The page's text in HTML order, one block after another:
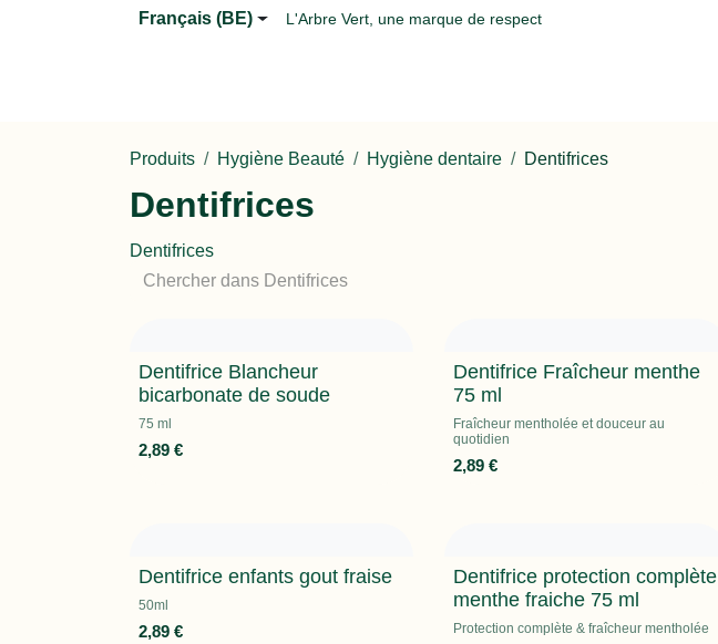
Se rendre au contenuFrançais (BE) L'Arbre Vert, une marque de respect
Produits Hygiène Beauté Hygiène dentaire Dentifrices
Dentifrices
Dentifrices
Dentifrice Blancheur
bicarbonate de soude
75 ml
2,89 €
Dentifrice Fraîcheur menthe
75 ml
Fraîcheur mentholée et douceur au
quotidien
2,89 €
Dentifrice enfants gout fraise
50ml
2,89 €
Dentifrice protection complète
menthe fraiche 75 ml
Protection complète & fraîcheur mentholée